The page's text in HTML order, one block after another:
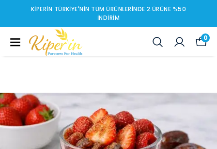
KIPERIN TÜRKIYE'NIN TÜM ÜRÜNLERINDE 2.ÜRÜNE %50
İNDIRIM
0